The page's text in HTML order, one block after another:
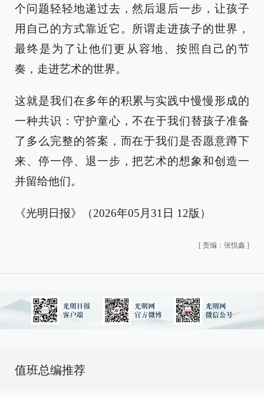
个问题轻轻地递过去，然后退后一步，让孩子
用自己的方式靠近它。所谓走进孩子的世界，
最终是为了让他们更从容地、按照自己的节
奏，走进艺术的世界。
这就是我们在多年的积累与实践中慢慢形成的
一种共识：守护童心，不在于我们替孩子准备
了多么完整的答案，而在于我们是否愿意蹲下
来、停一停、退一步，把艺术的想象和创造一
并留给他们。
《光明日报》（2026年05月31日 12版）
[ 责编：张悦鑫 ]
值班总编推荐